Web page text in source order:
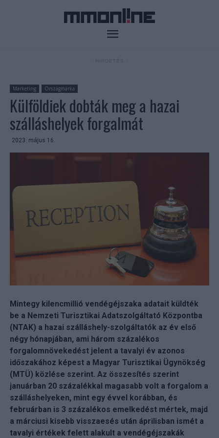
Marketing Országmárka
Külföldiek dobták meg a hazai
szálláshelyek forgalmát
2023. május 16.
Mintegy kilencmillió vendégéjszaka adatait küldték
be a Nemzeti Turisztikai Adatszolgáltató Központba
(NTAK) a hazai szálláshely-szolgáltatók az év első
négy hónapjában, ami három százalékos
forgalomnövekedést jelent a tavalyi év azonos
időszakához képest a Magyar Turisztikai Ügynökség
(MTÜ) közlése szerint. Az összesítés szerint
januárban 20 százalékkal magasabb volt a forgalom a
szálláshelyeken, mint egy évvel korábban, és
februárban is 3 százalékos emelkedést mértek, majd
a márciusi kisebb visszaesés után áprilisban ismét a
tavalyi értékek felett alakult a vendégéjszakák